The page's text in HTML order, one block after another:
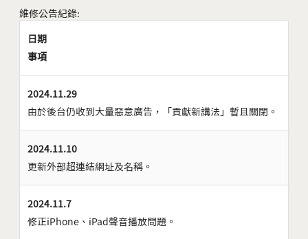
維修公告紀錄:
日期
事項
2024.11.29
由於後台仍收到大量惡意廣告，「貢獻新講法」暫且關閉。
2024.11.10
更新外部超連結網址及名稱。
2024.11.7
修正iPhone、iPad聲音播放問題。